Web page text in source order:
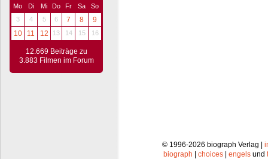
Mo Di Mi Do Fr Sa
So
3
4 5 6 7 8
9
10
11 12 13 14 15 16
12.669 Beiträge zu
3.883 Filmen im Forum
© 1996-2026 biograph Verlag |
biograph
choices engels und